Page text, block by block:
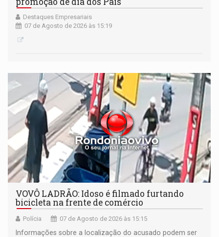
Destaques Empresariais
07 de Agosto de 2026 às 15:19
VOVÔ LADRÃO: Idoso é filmado furtando
bicicleta na frente de comércio
Polícia 07 de Agosto de 2026 às 15:15
Informações sobre a localização do acusado podem ser